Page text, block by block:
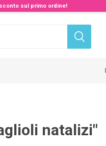
sul primo ordine!
natalizi"